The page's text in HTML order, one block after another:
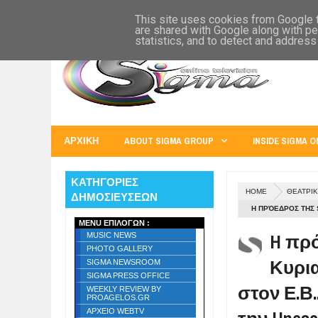
EUROPE U.S.A. AUSTRALIA
ΑΡΧΙΚΗ ABOUT SIGMA GROUP INSIDE SIGMA
HOME
H ΠΡΌΕΔΡΟΣ ΤΗΣ
PROJECT " BY
H
στον
ΚΑΤΗΓΟΡΙΕΣ
ΔΗΜΟΣΙΕΥΣΕΩΝ
MENU ΕΠΙΛΟΓΩΝ :
MUSIC NEWS
PHOTO GALLERY
SIGMA NEWSROOM
SIGMA PRESS OFFICE
WEEKLY REVIEW BY
PROAGELOS.GR
ΑΡΧΕΙΟ WEBTV
This site uses cookies from Google
are shared with Google along with
statistics, and to detect and address